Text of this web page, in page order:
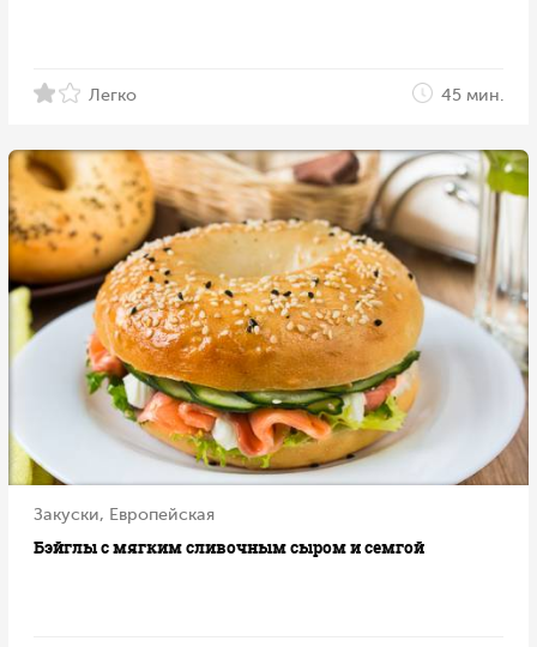
Легко 45 мин.
Закуски, Европейская
Бэйглы с мягким сливочным сыром и семгой